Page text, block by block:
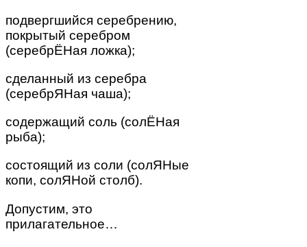
подвергшийся серебрению,
покрытый серебром
(серебрЁНая ложка);
сделанный из серебра
(серебрЯНая чаша);
содержащий соль (солЁНая
рыба);
состоящий из соли (солЯНые
копи, солЯНой столб).
Допустим, это
прилагательное…